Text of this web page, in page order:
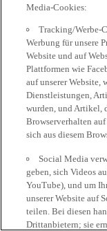
Media-Cookies:
Tracking/Werbe-
Werbung für unsere
Website und auf
Plattformen wie
auf unserer Website,
Dienstleistungen,
wurden, und Artikel,
Browserverhalten
sich aus diesem
Social Media
geben, sich Videos
YouTube), und um
unserer Website auf
teilen. Bei diesen
Drittanbietern; sie